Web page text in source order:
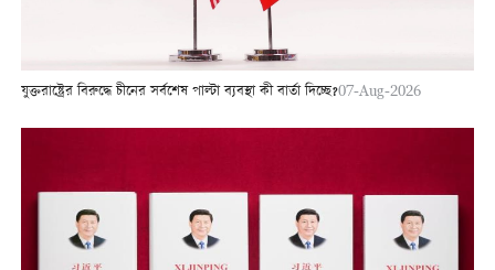
যুক্তরাষ্ট্রের বিরুদ্ধে চীনের সর্বশেষ পাল্টা ব্যবস্থা কী বার্তা দিচ্ছে?07-Aug-2026